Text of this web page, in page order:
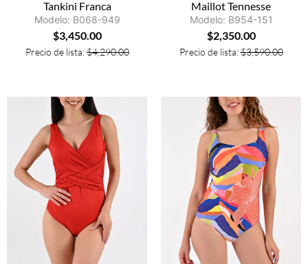
Tankini Franca
Modelo: B068-949
$3,450.00
Precio de lista:$4,290.00
Maillot Tennesse
Modelo: B954-151
$2,350.00
Precio de lista:$3,590.00